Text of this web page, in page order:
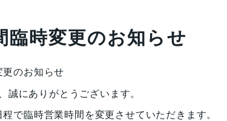
臨時変更のお知らせ
更のお知らせ
誠にありがとうございます。
で臨時営業時間を変更させていただきます。